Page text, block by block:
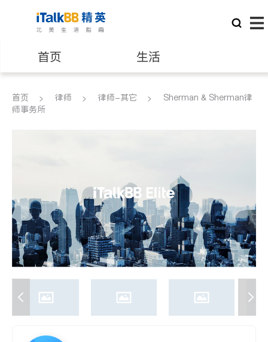
首页 生活
医生 律师
养老 非盈利组织
首页 律师 律师-其它
Sherman & Sherman律
师事务所